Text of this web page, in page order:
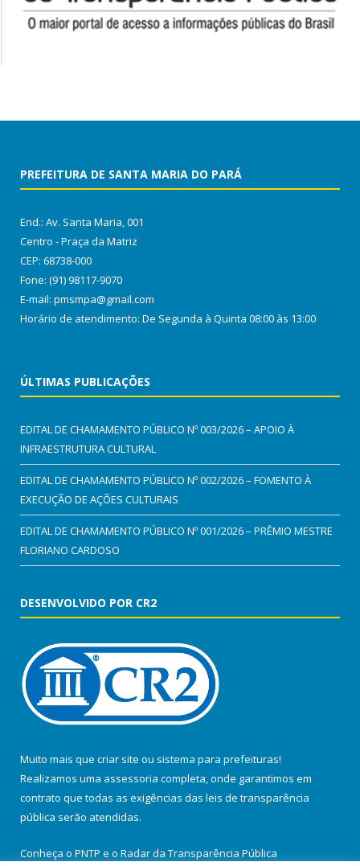
PREFEITURA DE SANTA MARIA DO PARÁ
End.: Av. Santa Maria, 001
Centro - Praça da Matriz
CEP: 68738-000
Fone: (91) 98117-9070
E-mail: pmsmpa@gmail.com
Horário de atendimento: De Segunda à Quinta 08:00 às 13:00
ÚLTIMAS PUBLICAÇÕES
EDITAL DE CHAMAMENTO PÚBLICO Nº 003/2026 – APOIO À
INFRAESTRUTURA CULTURAL
EDITAL DE CHAMAMENTO PÚBLICO Nº 002/2026 – FOMENTO À
EXECUÇÃO DE AÇÕES CULTURAIS
EDITAL DE CHAMAMENTO PÚBLICO Nº 001/2026 – PRÊMIO MESTRE
FLORIANO CARDOSO
DESENVOLVIDO POR CR2
Muito mais que criar site ou sistema para prefeituras!
Realizamos uma assessoria completa, onde garantimos em
contrato que todas as exigências das leis de transparência
pública serão atendidas.
Conheça o PNTP e o Radar da Transparência Pública